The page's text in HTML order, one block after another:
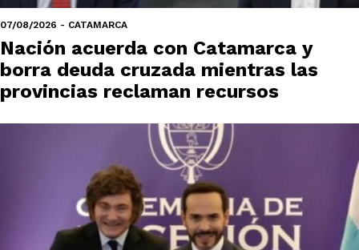
07/08/2026 - CATAMARCA
Nación acuerda con Catamarca y
borra deuda cruzada mientras las
provincias reclaman recursos